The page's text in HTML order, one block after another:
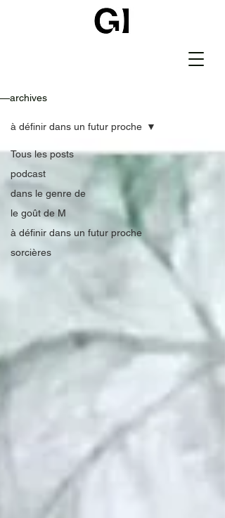
—archives
Tous les posts
podcast
dans le genre de
le goût de M
à définir dans un futur proche
sorcières
à définir dans un futur proche